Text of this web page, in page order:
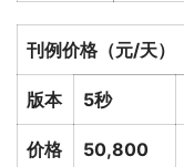
刊例价格 （元/天）
版本 5秒
价格 50,800